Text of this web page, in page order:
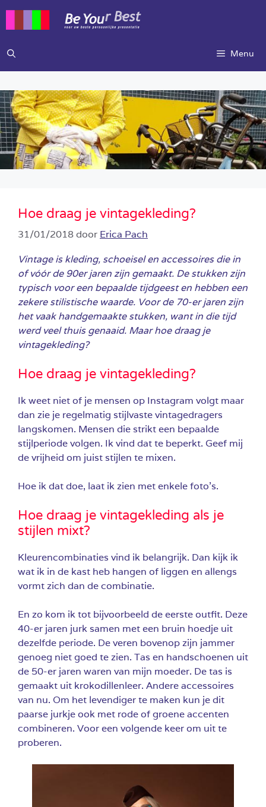
inhoud
Menu
Hoe draag je vintagekleding?
31/01/2018door Erica Pach
Vintage is kleding, schoeisel en accessoires die in
of vóór de 90er jaren zijn gemaakt. De stukken zijn
typisch voor een bepaalde tijdgeest en hebben een
zekere stilistische waarde. Voor de 70-er jaren zijn
het vaak handgemaakte stukken, want in die tijd
werd veel thuis genaaid. Maar hoe draag je
vintagekleding?
Hoe draag je vintagekleding?
Ik weet niet of je mensen op Instagram volgt maar
dan zie je regelmatig stijlvaste vintagedragers
langskomen. Mensen die strikt een bepaalde
stijlperiode volgen. Ik vind dat te beperkt. Geef mij
de vrijheid om juist stijlen te mixen.
Hoe ik dat doe, laat ik zien met enkele foto’s.
Hoe draag je vintagekleding als je
stijlen mixt?
Kleurencombinaties vind ik belangrijk. Dan kijk ik
wat ik in de kast heb hangen of liggen en allengs
vormt zich dan de combinatie.
En zo kom ik tot bijvoorbeeld de eerste outfit. Deze
40-er jaren jurk samen met een bruin hoedje uit
dezelfde periode. De veren bovenop zijn jammer
genoeg niet goed te zien. Tas en handschoenen uit
de 50-er jaren waren van mijn moeder. De tas is
gemaakt uit krokodillenleer. Andere accessoires
van nu. Om het levendiger te maken kun je dit
paarse jurkje ook met rode of groene accenten
combineren. Voor een volgende keer om uit te
proberen.